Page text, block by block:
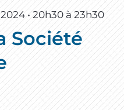
• 20h30 à 23h30
Société